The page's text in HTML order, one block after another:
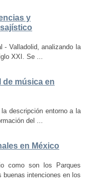
y
- Valladolid, analizando la
XXI. Se ...
música en
descripción entorno a la
del ...
en México
como son los Parques
buenas intenciones en los